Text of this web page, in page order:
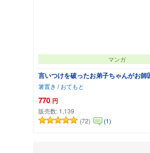
マンガ
言いつけを破ったお弟子ちゃんがお師
箸置き / おてもと
770 円
販売数: 1,139
(72)
(1)
カートに追加